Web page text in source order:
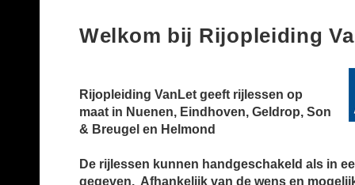
Welkom bij Rijopleiding
Rijopleiding VanLet geeft rijlessen op
maat in Nuenen, Eindhoven, Geldrop, Son
& Breugel en Helmond
De rijlessen kunnen handgeschakeld als in
gegeven. Afhankelijk van de wens en